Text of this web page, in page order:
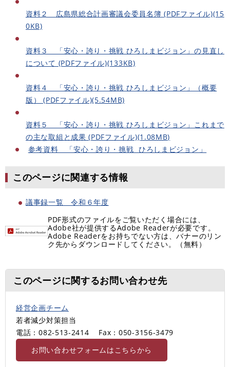
資料２ 広島県総合計画審議会委員名簿 (PDFファイル)(15
0KB)
資料３ 「安心・誇り・挑戦 ひろしまビジョン」の見直し
について (PDFファイル)(133KB)
資料４ 「安心・誇り・挑戦 ひろしまビジョン」（概要
版） (PDFファイル)(5.54MB)
資料５ 「安心・誇り・挑戦 ひろしまビジョン」これまで
の主な取組と成果 (PDFファイル)(1.08MB)
参考資料 「安心・誇り・挑戦 ひろしまビジョン」
このページに関連する情報
議事録一覧 令和６年度
PDF形式のファイルをご覧いただく場合には、
Adobe社が提供するAdobe Readerが必要です。
Adobe Readerをお持ちでない方は、バナーのリン
ク先からダウンロードしてください。（無料）
このページに関するお問い合わせ先
経営企画チーム
若者減少対策担当
電話：082-513-2414
Fax：050-3156-3479
お問い合わせフォームはこちらから